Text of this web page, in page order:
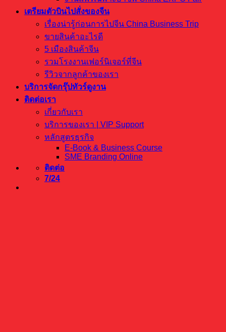
เตรียมตัวบินไปสั่งของจีน
เรื่องน่ารู้ก่อนการไปจีน China Business Trip
ขายสินค้าอะไรดี
5 เมืองสินค้าจีน
รวมโรงงานเฟอร์นิเจอร์ที่จีน
รีวิวจากลูกค้าของเรา
บริการจัดกรุ๊ปทัวร์ดูงาน
ติดต่อเรา
เกี่ยวกับเรา
บริการของเรา | VIP Support
หลักสูตรธุรกิจ
E-Book & Business Course
SME Branding Online
ติดต่อ
7/24